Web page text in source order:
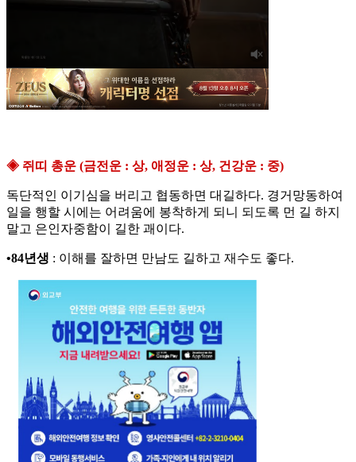
◈ 쥐띠 총운 (금전운 : 상, 애정운 : 상, 건강운 : 중)
독단적인 이기심을 버리고 협동하면 대길하다. 경거망동하여
일을 행할 시에는 어려움에 봉착하게 되니 되도록 먼 길 하지
말고 은인자중함이 길한 괘이다.
•84년생 : 이해를 잘하면 만남도 길하고 재수도 좋다.